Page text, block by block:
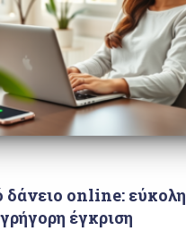
δάνειο online: εύκολη
έγκριση